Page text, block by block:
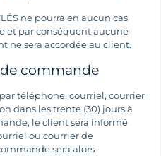
ne pourra en aucun cas
et par conséquent aucune
sera accordée au client.
commande
téléphone, courriel, courrier
dans les trente (30) jours à
le client sera informé
ou courrier de
sera alors